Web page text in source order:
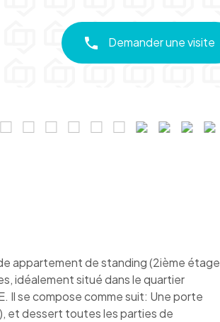
Demander une visite
appartement de standing (2ième
idéalement situé dans le quartier
Il se compose comme suit: Une porte
et dessert toutes les parties de